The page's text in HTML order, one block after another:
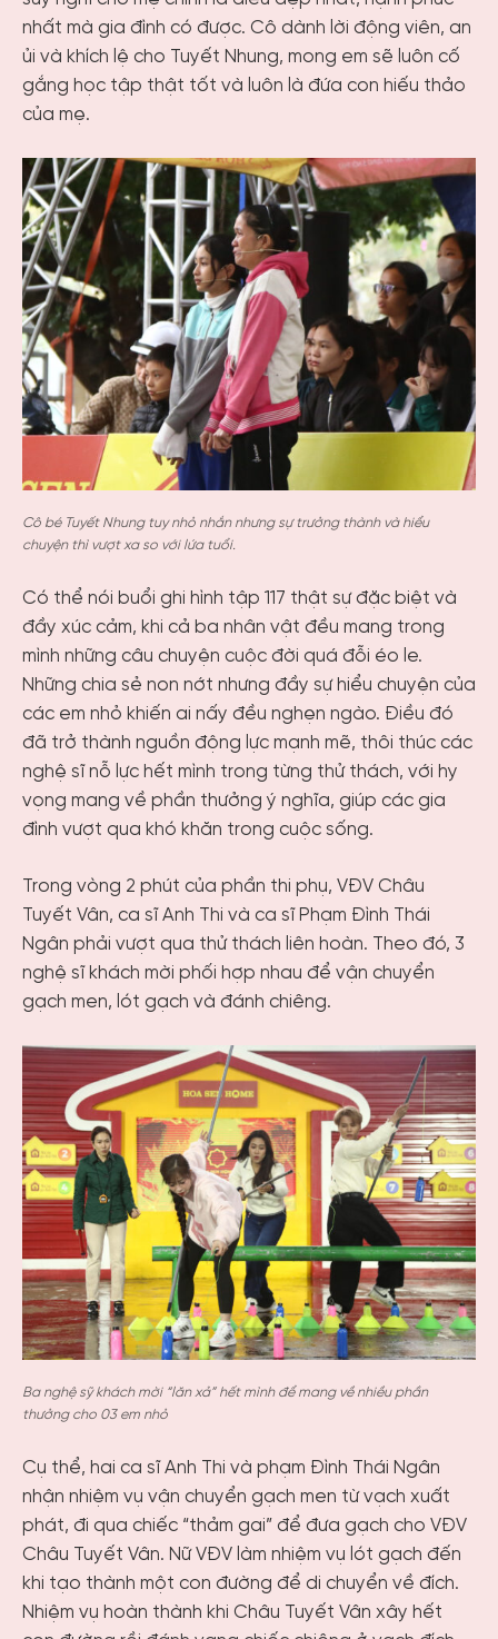
nhất mà gia đình có được. Cô dành lời động viên, an
ủi và khích lệ cho Tuyết Nhung, mong em sẽ luôn cố
gắng học tập thật tốt và luôn là đứa con hiếu thảo
của mẹ.
Cô bé Tuyết Nhung tuy nhỏ nhắn nhưng sự trưởng thành và hiểu
chuyện thì vượt xa so với lứa tuổi.
Có thể nói buổi ghi hình tập 117 thật sự đặc biệt và
đầy xúc cảm, khi cả ba nhân vật đều mang trong
mình những câu chuyện cuộc đời quá đỗi éo le.
Những chia sẻ non nớt nhưng đầy sự hiểu chuyện của
các em nhỏ khiến ai nấy đều nghẹn ngào. Điều đó
đã trở thành nguồn động lực mạnh mẽ, thôi thúc các
nghệ sĩ nỗ lực hết mình trong từng thử thách, với hy
vọng mang về phần thưởng ý nghĩa, giúp các gia
đình vượt qua khó khăn trong cuộc sống.
Trong vòng 2 phút của phần thi phụ, VĐV Châu
Tuyết Vân, ca sĩ Anh Thi và ca sĩ Phạm Đình Thái
Ngân phải vượt qua thử thách liên hoàn. Theo đó, 3
nghệ sĩ khách mời phối hợp nhau để vận chuyển
gạch men, lót gạch và đánh chiêng.
Ba nghệ sỹ khách mời “lăn xả” hết mình để mang về nhiều phần
thưởng cho 03 em nhỏ
Cụ thể, hai ca sĩ Anh Thi và phạm Đình Thái Ngân
nhận nhiệm vụ vận chuyển gạch men từ vạch xuất
phát, đi qua chiếc “thảm gai” để đưa gạch cho VĐV
Châu Tuyết Vân. Nữ VĐV làm nhiệm vụ lót gạch đến
khi tạo thành một con đường để di chuyển về đích.
Nhiệm vụ hoàn thành khi Châu Tuyết Vân xây hết